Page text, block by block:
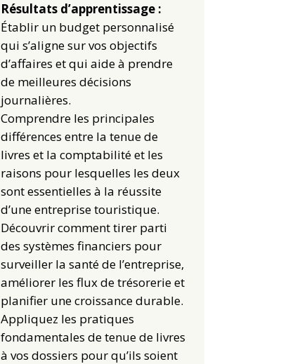
Résultats d’apprentissage :
Établir un budget personnalisé
qui s’aligne sur vos objectifs
d’affaires et qui aide à prendre
de meilleures décisions
journalières.
Comprendre les principales
différences entre la tenue de
livres et la comptabilité et les
raisons pour lesquelles les deux
sont essentielles à la réussite
d’une entreprise touristique.
Découvrir comment tirer parti
des systèmes financiers pour
surveiller la santé de l’entreprise,
améliorer les flux de trésorerie et
planifier une croissance durable.
Appliquez les pratiques
fondamentales de tenue de livres
à vos dossiers pour qu’ils soient